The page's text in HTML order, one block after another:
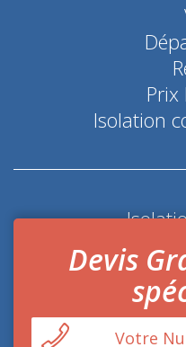
Prix
Isolation
Coup de
Devis